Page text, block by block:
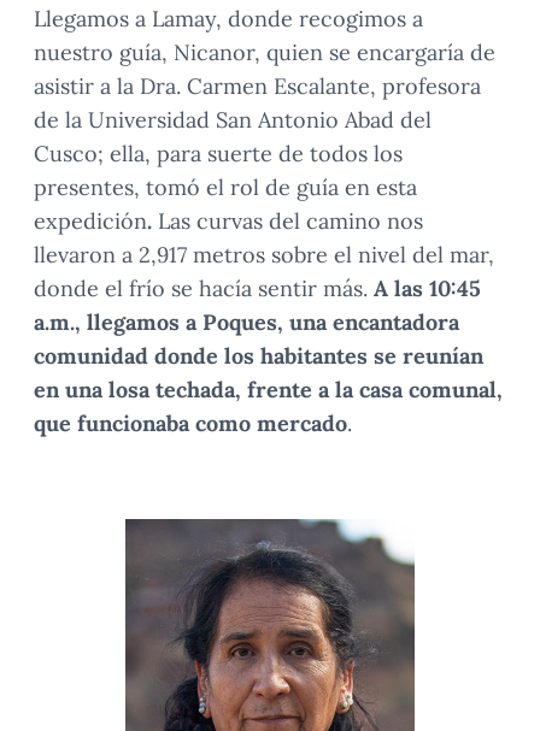
Llegamos a Lamay, donde recogimos a
nuestro guía, Nicanor, quien se encargaría de
asistir a la Dra. Carmen Escalante, profesora
de la Universidad San Antonio Abad del
Cusco; ella, para suerte de todos los
presentes, tomó el rol de guía en esta
expedición. Las curvas del camino nos
llevaron a 2,917 metros sobre el nivel del mar,
donde el frío se hacía sentir más. A las 10:45
a.m., llegamos a Poques, unaencantadora
comunidad donde los habitantes se reunían
en una losa techada, frente a la casa comunal,
que funcionaba como mercado.